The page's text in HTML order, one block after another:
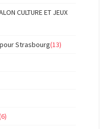
CULTURE ET JEUX
Strasbourg(13)